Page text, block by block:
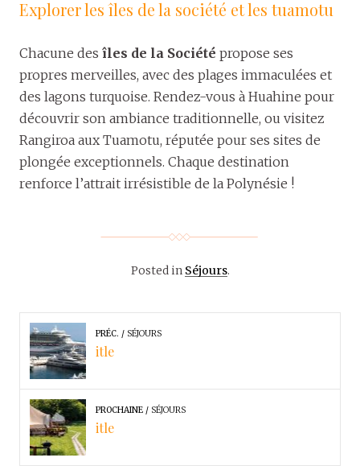
Explorer les îles de la société et les tuamotu
Chacune des îles de la Société propose ses
propres merveilles, avec des plages immaculées et
des lagons turquoise. Rendez-vous à Huahine pour
découvrir son ambiance traditionnelle, ou visitez
Rangiroa aux Tuamotu, réputée pour ses sites de
plongée exceptionnels. Chaque destination
renforce l’attrait irrésistible de la Polynésie !
Posted in Séjours.
PRÉC. SÉJOURS
itle
PROCHAINE SÉJOURS
itle